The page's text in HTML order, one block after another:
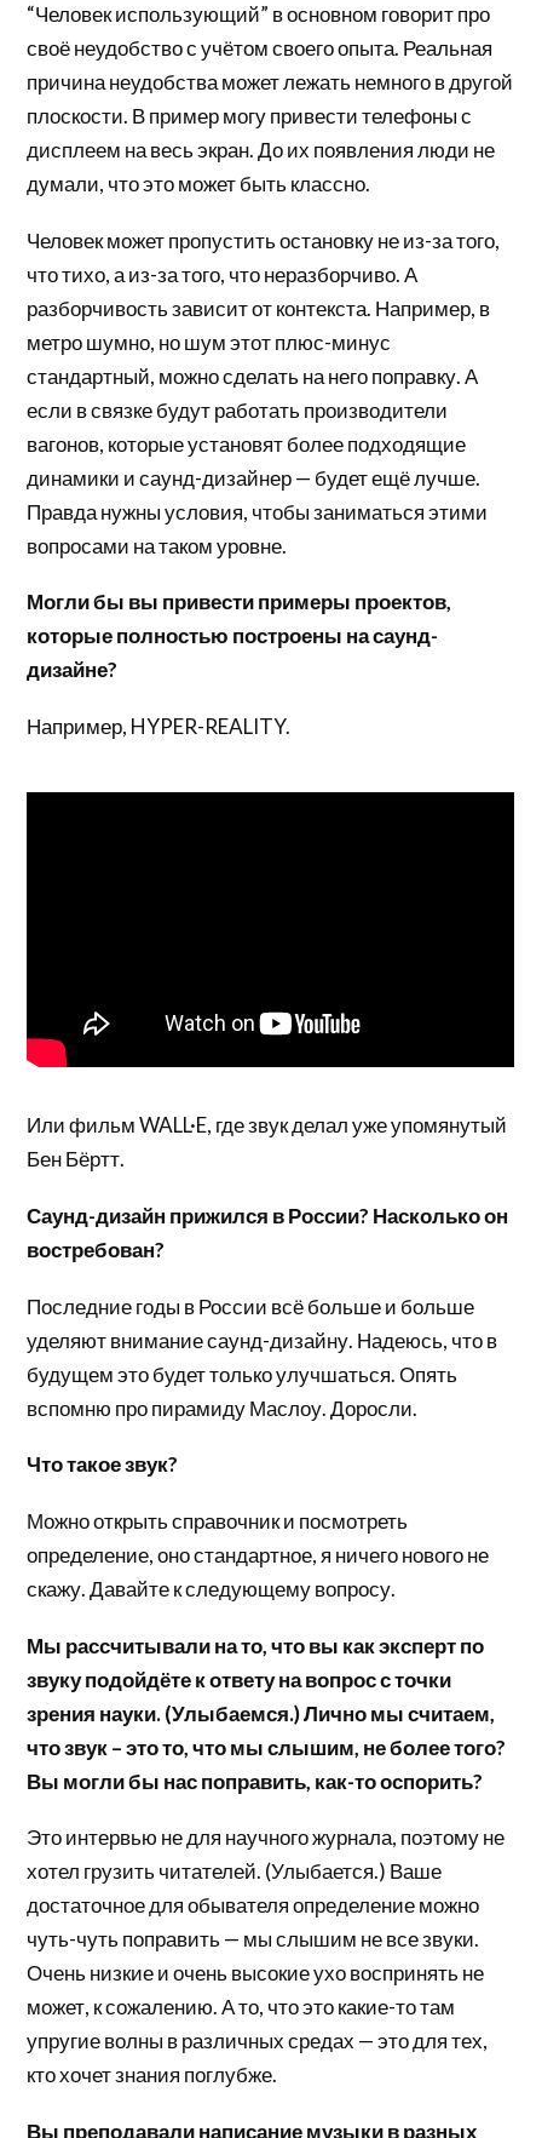
“Человек использующий” в основном говорит про
своё неудобство с учётом своего опыта. Реальная
причина неудобства может лежать немного в другой
плоскости. В пример могу привести телефоны с
дисплеем на весь экран. До их появления люди не
думали, что это может быть классно.
Человек может пропустить остановку не из-за того,
что тихо, а из-за того, что неразборчиво. А
разборчивость зависит от контекста. Например, в
метро шумно, но шум этот плюс-минус
стандартный, можно сделать на него поправку. А
если в связке будут работать производители
вагонов, которые установят более подходящие
динамики и саунд-дизайнер — будет ещё лучше.
Правда нужны условия, чтобы заниматься этими
вопросами на таком уровне.
Могли бы вы привести примеры проектов,
которые полностью построены на саунд-
дизайне?
Например, HYPER-REALITY.
Или фильм WALL·E, где звук делал уже упомянутый
Бен Бёртт.
Саунд-дизайн прижился в России? Насколько он
востребован?
Последние годы в России всё больше и больше
уделяют внимание саунд-дизайну. Надеюсь, что в
будущем это будет только улучшаться. Опять
вспомню про пирамиду Маслоу. Доросли.
Что такое звук?
Можно открыть справочник и посмотреть
определение, оно стандартное, я ничего нового не
скажу. Давайте к следующему вопросу.
Мы рассчитывали на то, что вы как эксперт по
звуку подойдёте к ответу на вопрос с точки
зрения науки. (Улыбаемся.) Лично мы считаем,
что звук – это то, что мы слышим, не более того?
Вы могли бы нас поправить, как-то оспорить?
Это интервью не для научного журнала, поэтому не
хотел грузить читателей. (Улыбается.) Ваше
достаточное для обывателя определение можно
чуть-чуть поправить — мы слышим не все звуки.
Очень низкие и очень высокие ухо воспринять не
может, к сожалению. А то, что это какие-то там
упругие волны в различных средах — это для тех,
кто хочет знания поглубже.
Вы преподавали написание музыки в разных